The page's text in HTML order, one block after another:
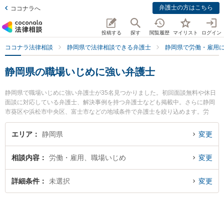
ココナラへ 弁護士の方はこちら
投稿する 探す 閲覧履歴 マイリスト ログイン
ココナラ法律相談 静岡県で法律相談できる弁護士 静岡県で労働・雇用
静岡県の職場いじめに強い弁護士
静岡県で職場いじめに強い弁護士が35名見つかりました。初回面談無料や休日
面談に対応している弁護士、解決事例を持つ弁護士なども掲載中。さらに静岡
市葵区や浜松市中央区、富士市などの地域条件で弁護士を絞り込めます。労
働・雇用に関係する不当解雇や退職勧奨、内定取消等の細かな分野での絞り込
み検索もでき便利です。特にベリーベスト法律事務所 浜松オフィスの大城 拓摩
費用、強みなどが注目されています。『静岡県で土日や夜間に発生した職場い
じめのトラブルを今すぐに弁護士に相談したい』『職場いじめのトラブル解決
の実績豊富な近くの弁護士を検索したい』『初回相談無料で職場いじめを法律
エリア 静岡県 変更
相談内容 労働・雇用、職場いじめ 変更
詳細条件 未選択 変更